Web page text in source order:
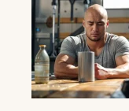
7
mișcări
pentru
un
spate
masiv